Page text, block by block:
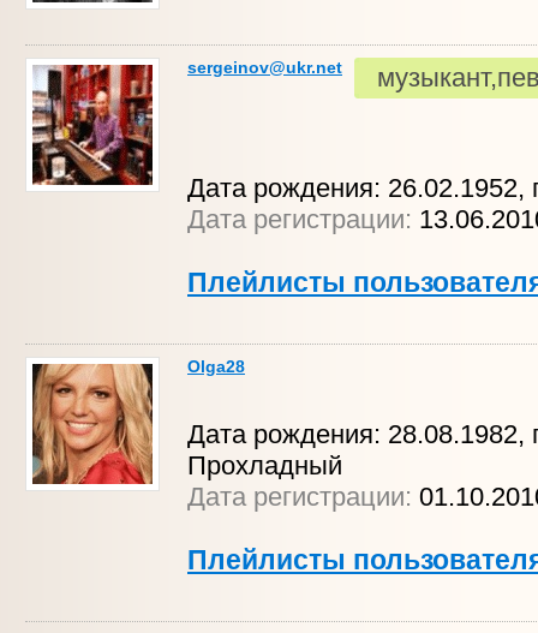
sergeinov@ukr.net
Дата рождения: 26.02.1952,
Дата регистрации:
Плейлисты
Olga28
Дата рождения: 28.08.1982,
Прохладный
Дата регистрации:
Плейлисты